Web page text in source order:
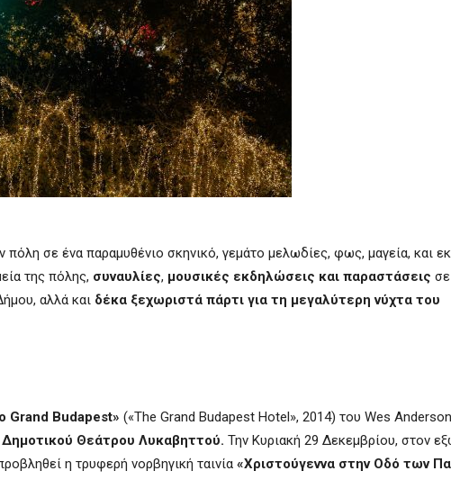
σε ένα παραμυθένιο σκηνικό, γεμάτο μελωδίες, φως, μαγεία, και
της πόλης, συναυλίες, μουσικές εκδηλώσεις και παραστάσεις
αλλά και δέκα ξεχωριστά πάρτι για τη μεγαλύτερη νύχτα του
Grand Budapest» («The Grand Budapest Hotel», 2014) του Wes
Δημοτικού Θεάτρου Λυκαβηττού. Την Κυριακή 29 Δεκεμβρίου, στον
η τρυφερή νορβηγική ταινία «Χριστούγεννα στην Οδό των